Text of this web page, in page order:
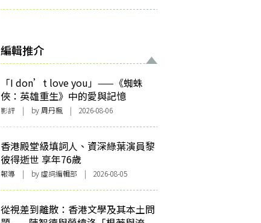
編輯推介
「I don’t love you」——《蜘蛛
俠：英雄重生》中的愛與記憶
影評 | by 周丹楓 | 2026-08-06
香港殿堂級填詞人、資深綠葉演員黎
彼得逝世 享年76歲
報導 | by 虛詞編輯部 | 2026-08-05
從視差到離散：香港文學及其本土問